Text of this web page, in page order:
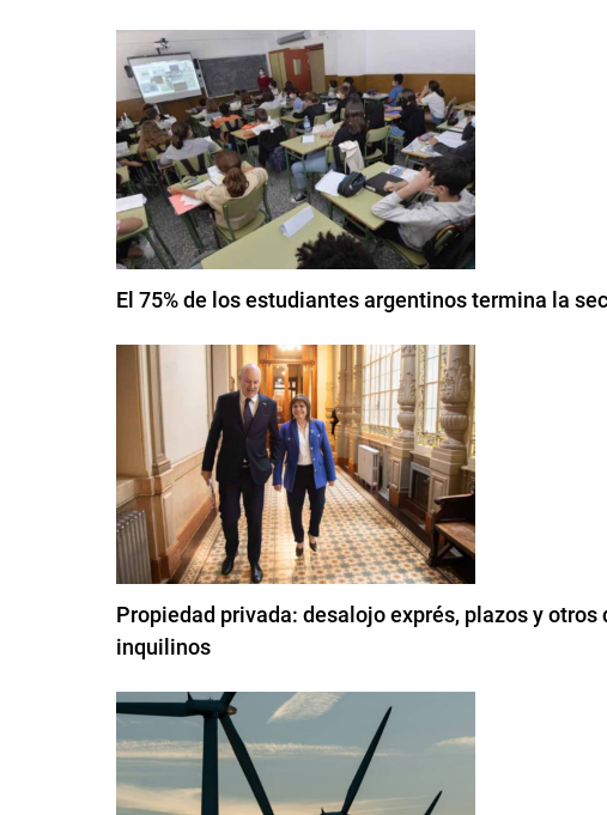
El 75% de los estudiantes argentinos termina la
Propiedad privada: desalojo exprés, plazos y
inquilinos